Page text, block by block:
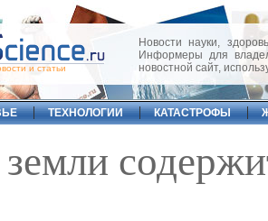
и статьи
Новости науки,
Информеры для
новостной сайт,
ТЕХНОЛОГИИ КАТАСТРОФЫ